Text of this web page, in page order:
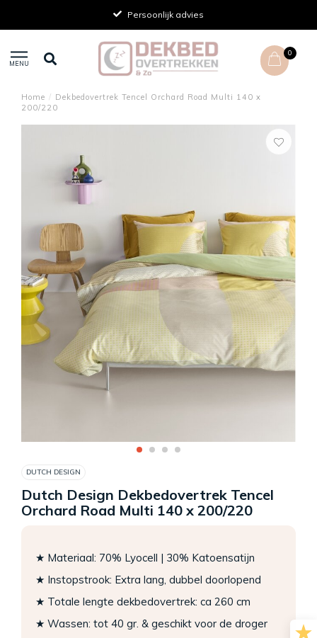
Persoonlijk advies
MENU
0
Home / Dekbedovertrek Tencel Orchard Road Multi 140 x
200/220
DUTCH DESIGN
Dutch Design Dekbedovertrek Tencel
Orchard Road Multi 140 x 200/220
★ Materiaal: 70% Lyocell | 30% Katoensatijn
★ Instopstrook: Extra lang, dubbel doorlopend
★ Totale lengte dekbedovertrek: ca 260 cm
★ Wassen: tot 40 gr. & geschikt voor de droger